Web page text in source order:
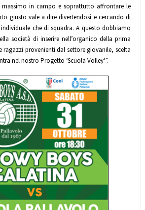
in campo e soprattutto affrontare le
giusto vale a dire divertendosi e cercando di
che di squadra. A questo dobbiamo
società di inserire nell’organico della prima
ragazzi provenienti dal settore giovanile, scelta
nel nostro Progetto ‘Scuola Volley'”.